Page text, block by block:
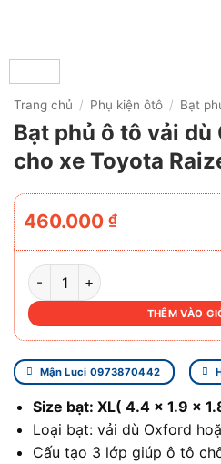
Trang chủ / Phụ kiện ôtô / Bạt
Bạt phủ ô tô vải
cho xe Toyota
460.000 ₫
BẠT PHỦ Ô TÔ VẢI DÙ
THÊM VÀO
Mận Luci 0973870442
Size bạt: XL( 4.4 x 1.9 x
Loại bạt: vải dù Oxford
Cấu tạo 3 lớp giúp ô tô